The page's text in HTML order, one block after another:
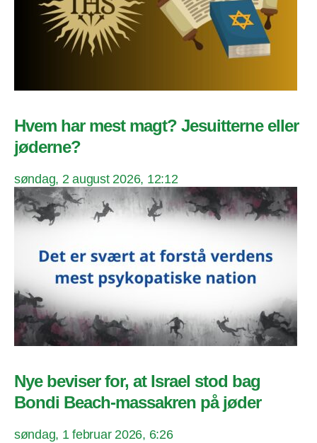
Hvem har mest magt? Jesuitterne eller
jøderne?
søndag, 2 august 2026, 12:12
Nye beviser for, at Israel stod bag
Bondi Beach-massakren på jøder
søndag, 1 februar 2026, 6:26